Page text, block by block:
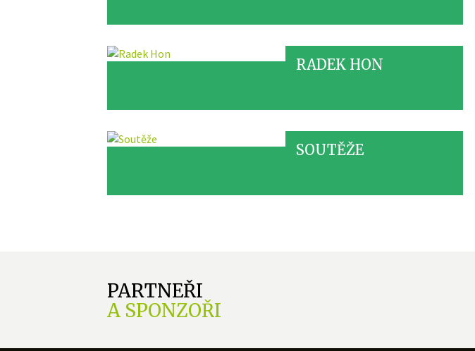
RADEK HON
SOUTĚŽE
PARTNEŘI
A SPONZOŘI